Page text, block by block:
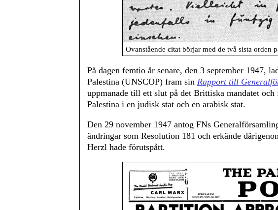
Ovanstående citat börjar med de två sista orden
På dagen femtio år senare, den 3 september 1947,
Palestina (UNSCOP) fram sin Rapport till
uppmanade till ett slut på det Brittiska mandatet
Palestina i en judisk stat och en arabisk stat.
Den 29 november 1947 antog FNs
ändringar som Resolution 181 och erkände
Herzl hade förutspått.